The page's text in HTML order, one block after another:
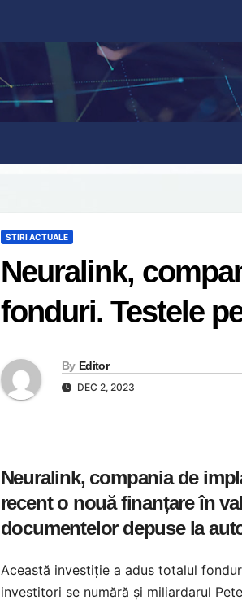
STIRI ACTUALE
Neuralink,
fonduri. Testele
By Editor
DEC 2, 2023
Neuralink, compania de
recent o nouă finanțare în
documentelor depuse la
Această investiție a adus totalul
investitori se numără și miliardarul